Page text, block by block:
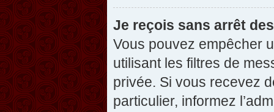
Je reçois sans arrêt
Vous pouvez empêcher
utilisant les filtres de
privée. Si vous recevez
particulier, informez